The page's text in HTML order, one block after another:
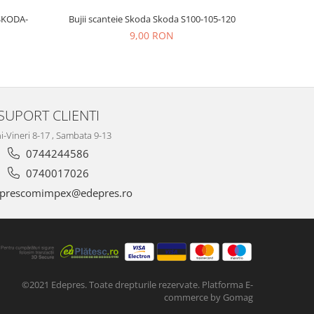
Bujii scanteie Skoda Skoda S100-105-120
9,00 RON
CLIENTI
Vineri 8-17 , Sambata 9-13
0744244586
0740017026
©2021 Edepres. Toate drepturile rezervate. Platforma E-
commerce by Gomag